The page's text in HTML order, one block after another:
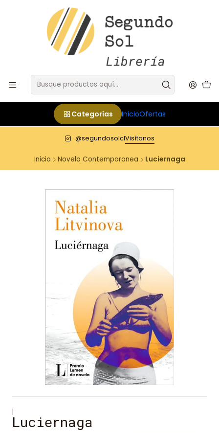
Categorías InicioOfertas
@segundosolclVisítanos
Inicio Novela Contemporanea Luciernaga
|
Luciernaga